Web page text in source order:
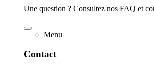
Une question ? Consultez nos FAQ et
Menu
Contact